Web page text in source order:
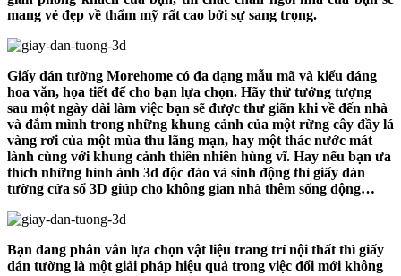
mang vẻ đẹp về thẩm mỹ rất cao bởi sự sang trọng.
Giấy dán tường Morehome có đa dạng mẫu mã và kiểu dáng
hoa văn, họa tiết để cho bạn lựa chọn. Hãy thử tưởng tượng
sau một ngày dài làm việc bạn sẽ được thư giãn khi về đến nhà
và đắm mình trong những khung cảnh của một rừng cây đầy lá
vàng rơi của một mùa thu lãng mạn, hay một thác nước mát
lành cùng với khung cảnh thiên nhiên hùng vĩ. Hay nếu bạn ưa
thích những hình ảnh 3d độc đáo và sinh động thì giấy dán
tường cửa sổ 3D giúp cho không gian nhà thêm sống động…
Bạn đang phân vân lựa chọn vật liệu trang trí nội thất thì giấy
dán tường là một giải pháp hiệu quả trong việc đổi mới không